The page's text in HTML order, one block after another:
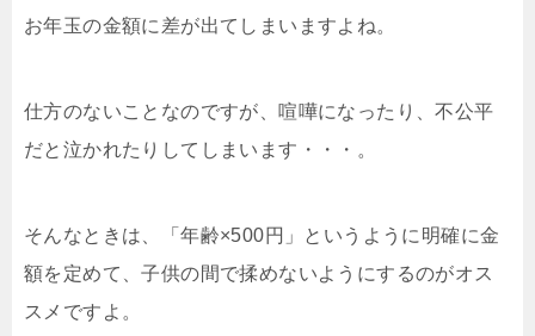
お年玉の金額に差が出てしまいますよね。
仕方のないことなのですが、喧嘩になったり、不公平
だと泣かれたりしてしまいます・・・。
そんなときは、「年齢×500円」というように明確に金
額を定めて、子供の間で揉めないようにするのがオス
スメですよ。